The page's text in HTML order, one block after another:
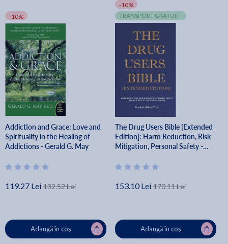
-10%
Addiction and Grace: Love and
Spirituality in the Healing of
Addictions - Gerald G. May
119.27 Lei 132.52 Lei
Adaugă în coș
-10%
TRANSPORT GRATUIT
The Drug Users Bible [Extended
Edition]: Harm Reduction, Risk
Mitigation, Personal Safety -
153.10 Lei 170.11 Lei
Adaugă în coș